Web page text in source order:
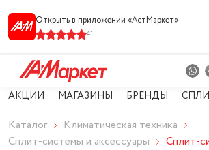
Открыть в приложении «АстМарке‪т‬»
41
АКЦИИ МАГАЗИНЫ БРЕНДЫ
Каталог
Климатическая техника
Сплит-системы и аксессуары
Сплит-